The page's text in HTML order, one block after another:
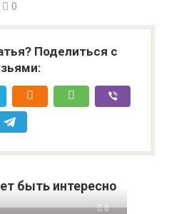
0
Поделиться с
быть интересно
0